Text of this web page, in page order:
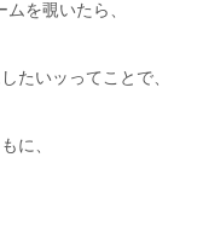
を覗いたら、
たいッってことで、
に、